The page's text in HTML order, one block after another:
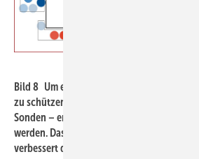
Bild 8 Um ein Sondenfeld vor
zu schützen, sollten immer nur die
Sonden – entsprechend der Heiz- bzw.
werden. Das mindert den Pumpenstrom um
verbessert die Performance des